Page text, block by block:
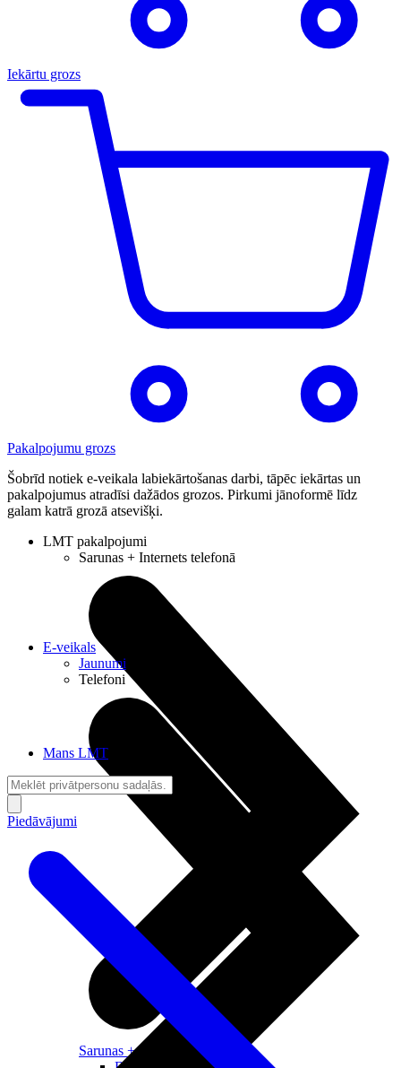
Iekārtu grozs
Pakalpojumu grozs
Šobrīd notiek e-veikala labiekārtošanas darbi, tāpēc iekārtas un
pakalpojumus atradīsi dažādos grozos. Pirkumi jānoformē līdz
galam katrā grozā atsevišķi.
LMT pakalpojumi
Sarunas + Internets telefonā
Sarunas + Internets
E-veikals
Jaunumi
Telefoni
Mans LMT
Piedāvājumi